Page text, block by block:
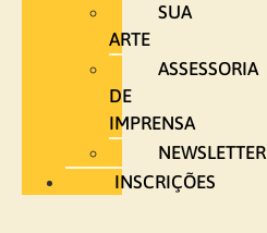
SUA
ARTE
ASSESSORIA
DE
IMPRENSA
NEWSLETTER
INSCRIÇÕES